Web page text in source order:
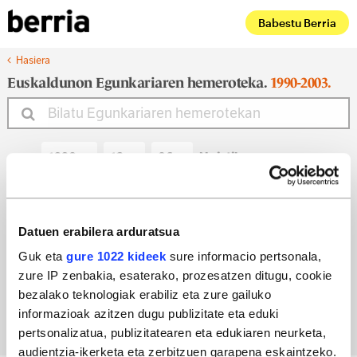
Datuen erabilera arduratsua
Guk eta gure 1022 kideek sure informacio pertsonala,
zure IP zenbakia, esaterako, prozesatzen ditugu, cookie
bezalako teknologiak erabiliz eta zure gailuko
informazioak azitzen dugu publizitate eta eduki
pertsonalizatua, publizitatearen eta edukiaren neurketa,
audientzia-ikerketa eta zerbitzuen garapena eskaintzeko.
Babestu Berria
Hasiera
Euskaldunon Egunkariaren hemeroteka. 1990-2003.
Noiztik
Noiz arte
Bilatu egun bateko edizioa